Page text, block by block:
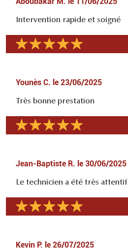
Intervention rapide et soigné
Younès C. le 23/06/2025
Très bonne prestation
Jean-Baptiste R. le 30/06/2025
Le technicien a été très attentif
Kevin P. le 26/07/2025